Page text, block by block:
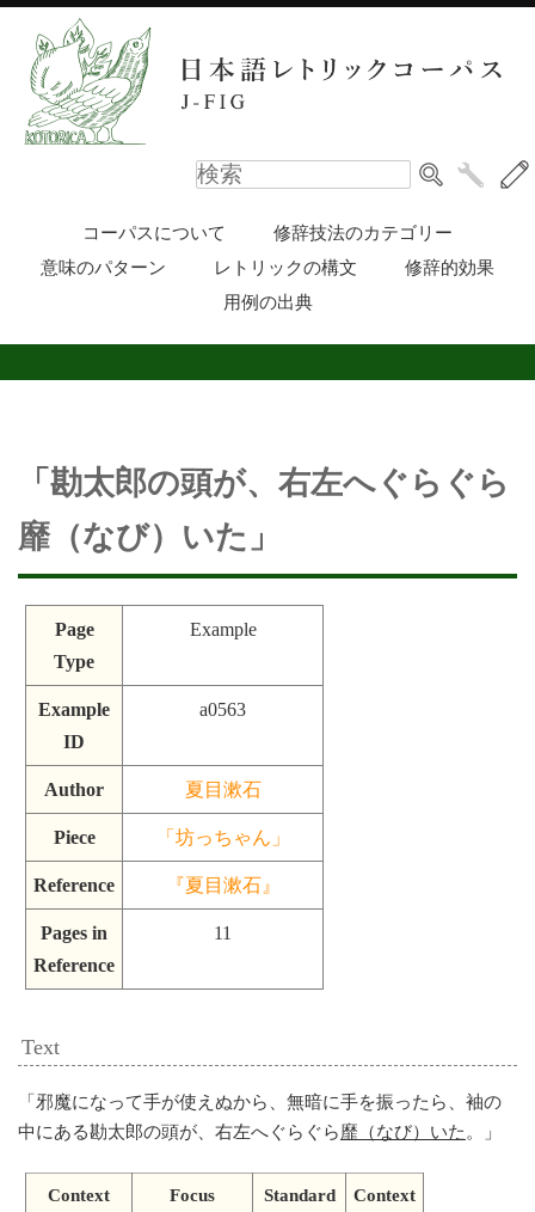
コーパスについて
修辞技法のカテゴリー
意味のパターン
レトリックの構文
修辞的効果
用例の出典
「勘太郎の頭が、右左へぐらぐら
靡（なび）いた」
Page
Type
Example
Example
ID
a0563
Author 夏目漱石
Piece 「坊っちゃん」
Reference 『夏目漱石』
Pages in
Reference
11
Text
「 邪魔になって手が使えぬから、無暗に手を振ったら、袖の
中にある勘太郎の頭が、右左へぐらぐら 靡（なび）いた 。 」
Context Focus Standard Context